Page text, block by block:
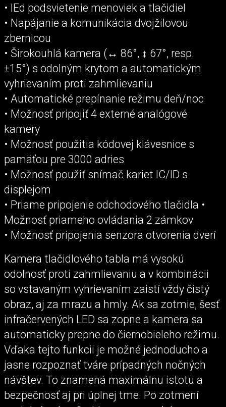
• lEd podsvietenie menoviek a tlačidiel
• Napájanie a komunikácia dvojžilovou
zbernicou
• Širokouhlá kamera (↔ 86°, ↕ 67°, resp.
±15°) s odolným krytom a automatickým
vyhrievaním proti zahmlievaniu
• Automatické prepínanie režimu deň/noc
• Možnosť pripojiť 4 externé analógové
kamery
• Možnosť použitia kódovej klávesnice s
pamäťou pre 3000 adries
• Možnosť použiť snímač kariet IC/ID s
displejom
• Priame pripojenie odchodového tlačidla •
Možnosť priameho ovládania 2 zámkov
• Možnosť pripojenia senzora otvorenia dverí
Kamera tlačidlového tabla má vysokú
odolnosť proti zahmlievaniu a v kombinácii
so vstavaným vyhrievaním zaistí vždy čistý
obraz, aj za mrazu a hmly. Ak sa zotmie, šesť
infračervených LED sa zopne a kamera sa
automaticky prepne do čiernobieleho režimu.
Vďaka tejto funkcii je možné jednoducho a
jasne rozpoznať tváre prípadných nočných
návštev. To znamená maximálnu istotu a
bezpečnosť aj pri úplnej tme. Po zotmení